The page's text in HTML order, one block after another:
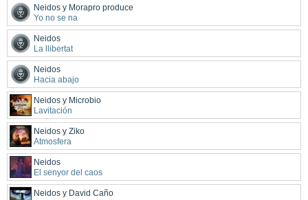
Neidos y Morapro produce
Yo no se na
Neidos
La llibertat
Neidos
Hacia abajo
Neidos y Microbio
Lavitación
Neidos y Ziko
Atmosfera
Neidos
El senyor del caos
Neidos y David Caño